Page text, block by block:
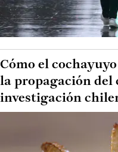
Cómo el
la propagación del
investigación